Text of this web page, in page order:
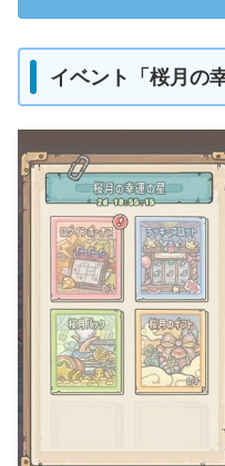
イベント「桜月の